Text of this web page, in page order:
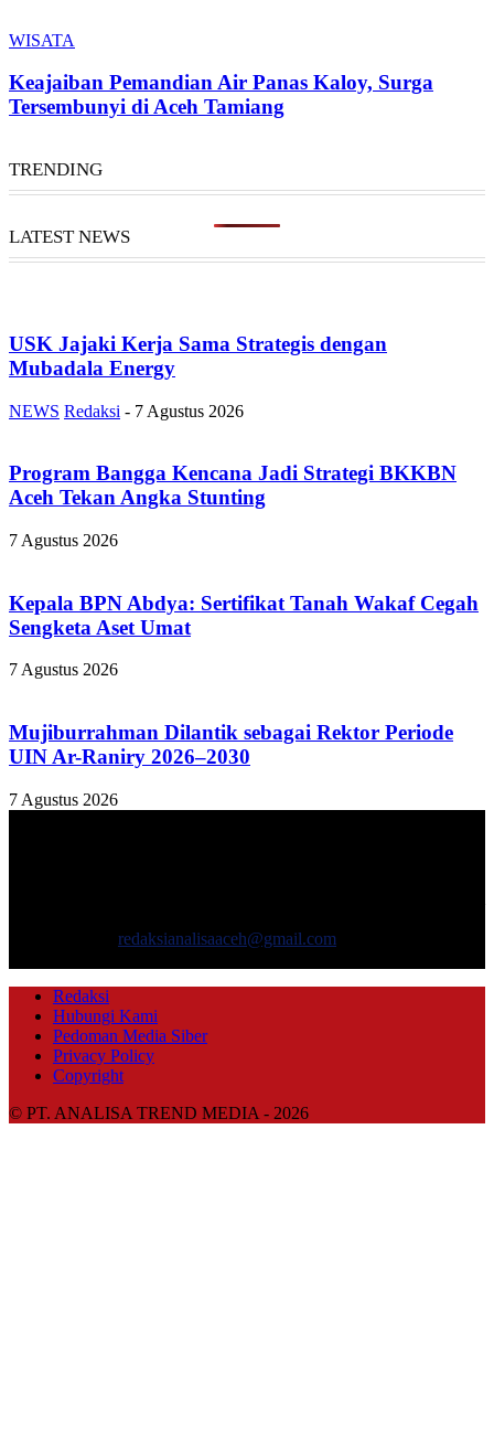
WISATA
Keajaiban Pemandian Air Panas Kaloy, Surga
Tersembunyi di Aceh Tamiang
TRENDING
LATEST NEWS
USK Jajaki Kerja Sama Strategis dengan
Mubadala Energy
NEWS Redaksi - 7 Agustus 2026
Program Bangga Kencana Jadi Strategi BKKBN
Aceh Tekan Angka Stunting
7 Agustus 2026
Kepala BPN Abdya: Sertifikat Tanah Wakaf Cegah
Sengketa Aset Umat
7 Agustus 2026
Mujiburrahman Dilantik sebagai Rektor Periode
UIN Ar-Raniry 2026–2030
7 Agustus 2026
redaksianalisaaceh@gmail.com
Redaksi
Hubungi Kami
Pedoman Media Siber
Privacy Policy
Copyright
© PT. ANALISA TREND MEDIA - 2026